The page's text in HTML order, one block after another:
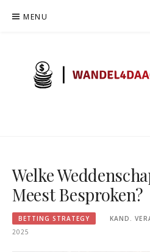
MENU
Welke
Meest Besproken?
BETTING STRATEGY KAND.
2025